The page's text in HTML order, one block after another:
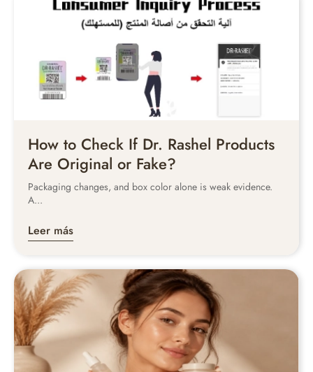
How to Check If Dr. Rashel Products
Are Original or Fake?
Packaging changes, and box color alone is weak evidence.
A...
Leer más